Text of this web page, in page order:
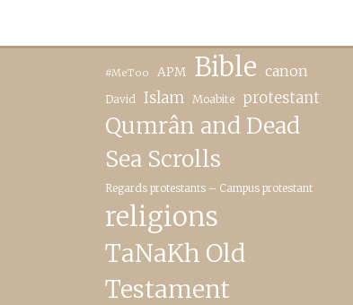
#MeToo APM Bible canon
David Islam Moabite protestant
Qumrân and Dead
Sea Scrolls
Regards protestants – Campus protestant
religions
TaNaKh Old
Testament